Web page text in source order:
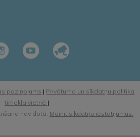
paziņojums | Privātuma un sīkdatņu politika
tīmekļa vietnē |
nav dota. Mainīt sīkdatņu iestatījumus.